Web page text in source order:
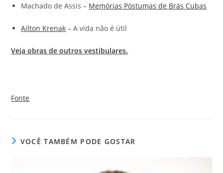
Machado de Assis – Memórias Póstumas de Brás Cubas
Ailton Krenak – A vida não é útil
Veja obras de outros vestibulares.
Fonte
VOCÊ TAMBÉM PODE GOSTAR